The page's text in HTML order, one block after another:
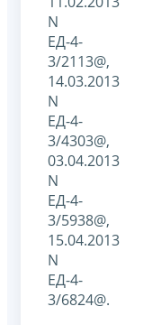
N
ЕД-4-
3/2113@,
14.03.2013
N
ЕД-4-
3/4303@,
03.04.2013
N
ЕД-4-
3/5938@,
15.04.2013
N
ЕД-4-
3/6824@.